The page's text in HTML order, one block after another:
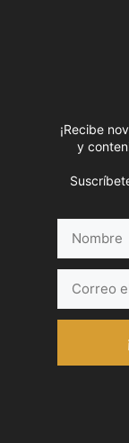
¡Recibe
y
electrónico